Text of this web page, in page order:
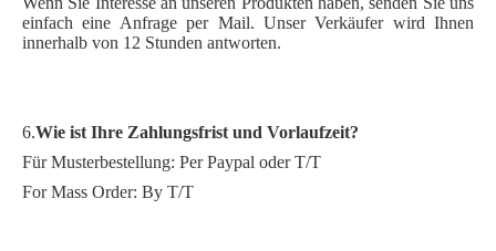
einfach eine Anfrage per Mail. Unser Verkäufer wird Ihnen
innerhalb von 12 Stunden antworten.
6.Wie ist Ihre Zahlungsfrist und Vorlaufzeit?
Für Musterbestellung: Per Paypal oder T/T
For Mass Order: By T/T